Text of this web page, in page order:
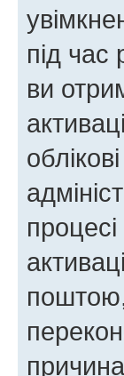
під час
ви